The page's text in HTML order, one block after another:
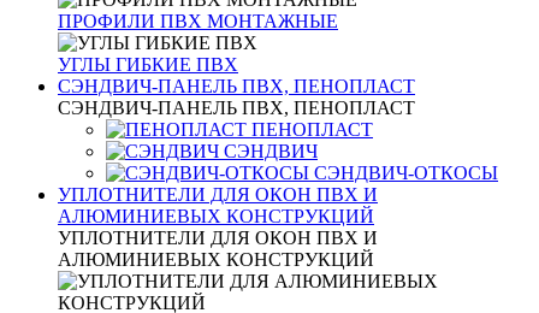
ПРОФИЛИ ПВХ МОНТАЖНЫЕ
УГЛЫ ГИБКИЕ ПВХ
СЭНДВИЧ-ПАНЕЛЬ ПВХ, ПЕНОПЛАСТ
СЭНДВИЧ-ПАНЕЛЬ ПВХ, ПЕНОПЛАСТ
ПЕНОПЛАСТ
СЭНДВИЧ
СЭНДВИЧ-ОТКОСЫ
УПЛОТНИТЕЛИ ДЛЯ ОКОН ПВХ И
АЛЮМИНИЕВЫХ КОНСТРУКЦИЙ
УПЛОТНИТЕЛИ ДЛЯ ОКОН ПВХ И
АЛЮМИНИЕВЫХ КОНСТРУКЦИЙ